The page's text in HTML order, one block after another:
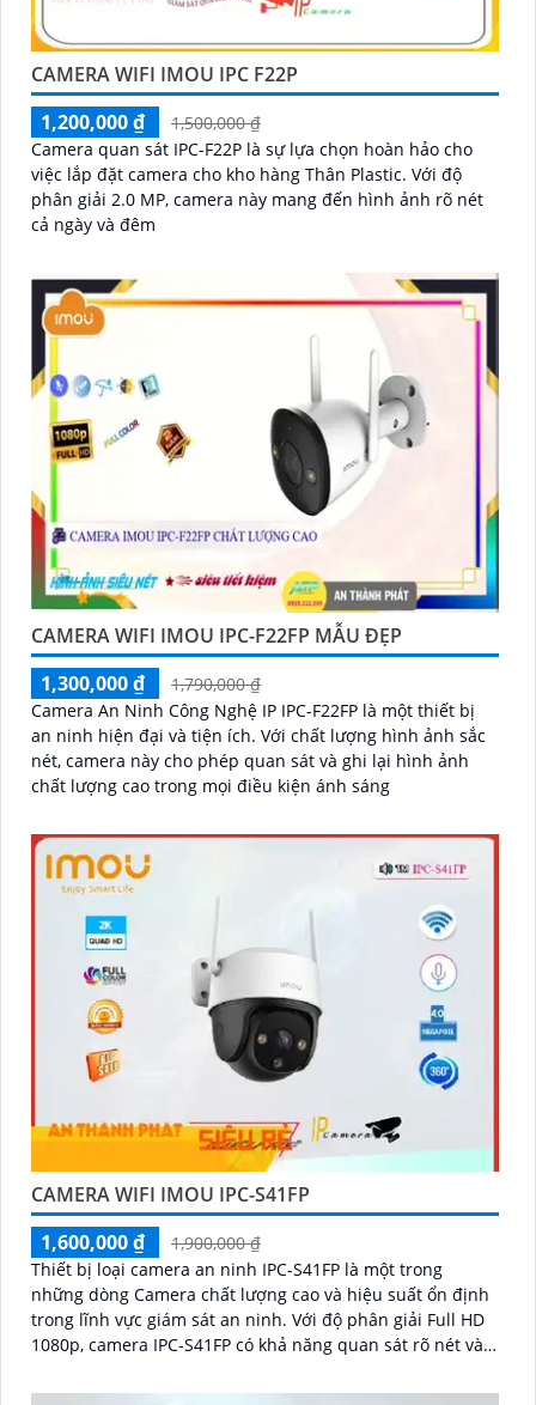
CAMERA WIFI IMOU IPC F22P
1,200,000 ₫
1,500,000 ₫
Camera quan sát IPC-F22P là sự lựa chọn hoàn hảo cho
việc lắp đặt camera cho kho hàng Thân Plastic. Với độ
phân giải 2.0 MP, camera này mang đến hình ảnh rõ nét
cả ngày và đêm
CAMERA WIFI IMOU IPC-F22FP MẪU ĐẸP
1,300,000 ₫
1,790,000 ₫
Camera An Ninh Công Nghệ IP IPC-F22FP là một thiết bị
an ninh hiện đại và tiện ích. Với chất lượng hình ảnh sắc
nét, camera này cho phép quan sát và ghi lại hình ảnh
chất lượng cao trong mọi điều kiện ánh sáng
CAMERA WIFI IMOU IPC-S41FP
1,600,000 ₫
1,900,000 ₫
Thiết bị loại camera an ninh IPC-S41FP là một trong
những dòng Camera chất lượng cao và hiệu suất ổn định
trong lĩnh vực giám sát an ninh. Với độ phân giải Full HD
1080p, camera IPC-S41FP có khả năng quan sát rõ nét và